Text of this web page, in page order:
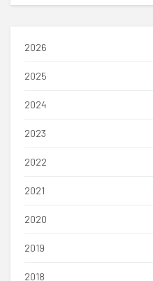
2026
2025
2024
2023
2022
2021
2020
2019
2018